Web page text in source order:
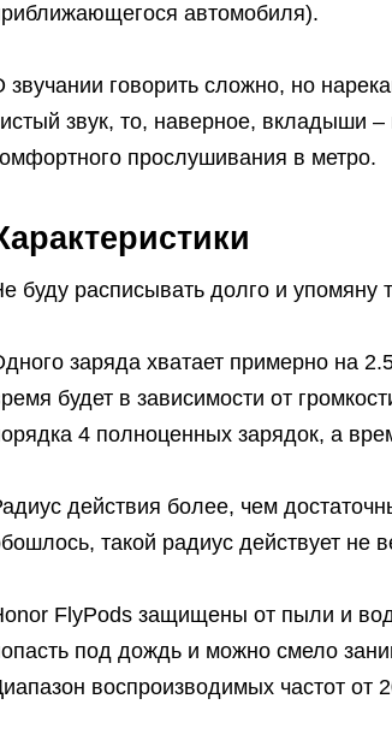
автомобиля).
звучании говорить сложно, но
звук, то, наверное, вкладыши
прослушивания в метро.
буду расписывать долго и упомяну
заряда хватает примерно на
будет в зависимости от
4 полноценных зарядок, а
действия более, чем
такой радиус действует не
FlyPods защищены от пыли и
под дождь и можно смело
воспроизводимых частот от